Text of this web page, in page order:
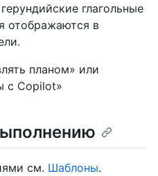
глагольные
отображаются в
планом» или
с Copilot»
см. Шаблоны.